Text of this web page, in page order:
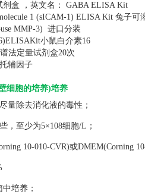
剂盒 ，英文名：
GABA ELISA Kit
1 (sICAM-1) ELISA Kit 兔子可
MMP-3)
进口分装
小鼠白介素16
法定量试剂盒20次
辅因子
细胞的培养)培养
除去消化液的毒性；
至少为5×108细胞/L；
10-010-CVR)或DMEM(Corning
培养；